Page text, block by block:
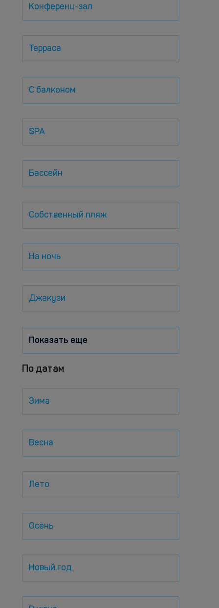
Конференц-зал
Терраса
С балконом
SPA
Бассейн
Собственный пляж
На ночь
Джакузи
Показать еще
По датам
Зима
Весна
Лето
Осень
Новый год